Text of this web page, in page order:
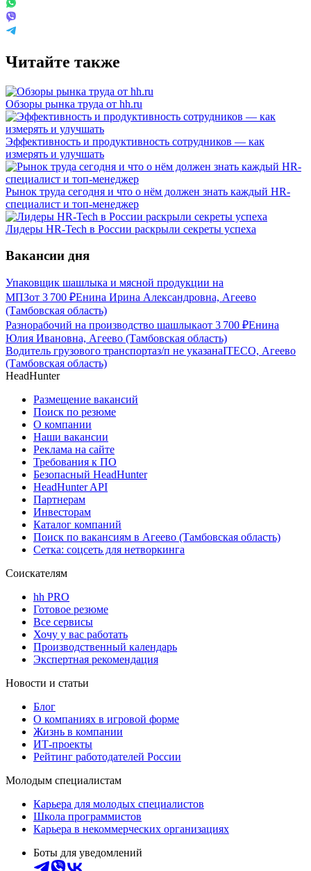
Читайте также
Обзоры рынка труда от hh.ru
Эффективность и продуктивность сотрудников — как
измерять и улучшать
Рынок труда сегодня и что о нём должен знать каждый HR-
специалист и топ-менеджер
Лидеры HR-Tech в России раскрыли секреты успеха
Вакансии дня
Упаковщик шашлыка и мясной продукции на
МПЗот 3 700 ₽Енина Ирина Александровна, Агеево
(Тамбовская область)
Разнорабочий на производство шашлыкаот 3 700 ₽Енина
Юлия Ивановна, Агеево (Тамбовская область)
Водитель грузового транспортаз/п не указанаITECO, Агеево
(Тамбовская область)
HeadHunter
Размещение вакансий
Поиск по резюме
О компании
Наши вакансии
Реклама на сайте
Требования к ПО
Безопасный HeadHunter
HeadHunter API
Партнерам
Инвесторам
Каталог компаний
Поиск по вакансиям в Агеево (Тамбовская область)
Сетка: соцсеть для нетворкинга
Соискателям
hh PRO
Готовое резюме
Все сервисы
Хочу у вас работать
Производственный календарь
Экспертная рекомендация
Новости и статьи
Блог
О компаниях в игровой форме
Жизнь в компании
ИТ-проекты
Рейтинг работодателей России
Молодым специалистам
Карьера для молодых специалистов
Школа программистов
Карьера в некоммерческих организациях
Боты для уведомлений